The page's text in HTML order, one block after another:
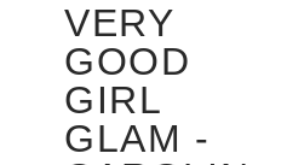
VERY
GOOD
GIRL
GLAM -